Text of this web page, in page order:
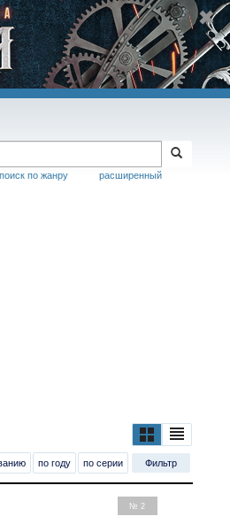
расширенный
поиск по жанру
по году по серии Фильтр
№ 2